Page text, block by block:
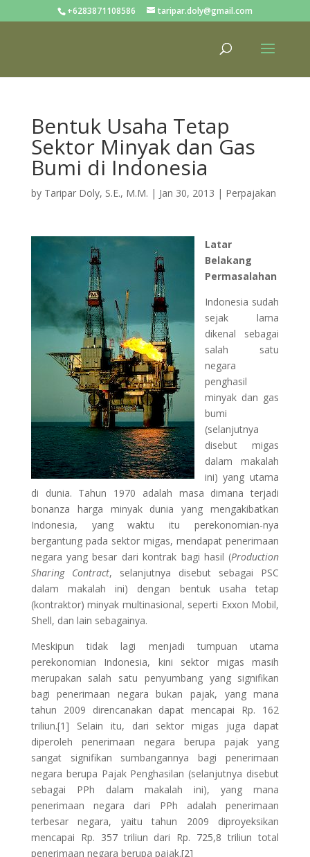
+6283871108586 taripar.doly@gmail.com
Bentuk Usaha Tetap
Sektor Minyak dan Gas
Bumi di Indonesia
by Taripar Doly, S.E., M.M. | Jan 30, 2013 | Perpajakan
Latar
Belakang
Permasalahan
Indonesia sudah
sejak lama
dikenal sebagai
salah satu
negara
penghasil
minyak dan gas
bumi
(selanjutnya
disebut migas
dalam makalah
ini) yang utama
di dunia. Tahun 1970 adalah masa dimana terjadi
bonanza harga minyak dunia yang mengakibatkan
Indonesia, yang waktu itu perekonomian-nya
bergantung pada sektor migas, mendapat penerimaan
negara yang besar dari kontrak bagi hasil (Production
Sharing Contract, selanjutnya disebut sebagai PSC
dalam makalah ini) dengan bentuk usaha tetap
(kontraktor) minyak multinasional, seperti Exxon Mobil,
Shell, dan lain sebagainya.
Meskipun tidak lagi menjadi tumpuan utama
perekonomian Indonesia, kini sektor migas masih
merupakan salah satu penyumbang yang signifikan
bagi penerimaan negara bukan pajak, yang mana
tahun 2009 direncanakan dapat mencapai Rp. 162
triliun.[1] Selain itu, dari sektor migas juga dapat
diperoleh penerimaan negara berupa pajak yang
sangat signifikan sumbangannya bagi penerimaan
negara berupa Pajak Penghasilan (selanjutnya disebut
sebagai PPh dalam makalah ini), yang mana
penerimaan negara dari PPh adalah penerimaan
terbesar negara, yaitu tahun 2009 diproyeksikan
mencapai Rp. 357 triliun dari Rp. 725,8 triliun total
penerimaan negara berupa pajak.[2]